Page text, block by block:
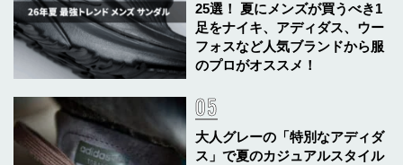
25選！ 夏にメンズが買うべき1
足をナイキ、アディダス、ウー
フォスなど人気ブランドから服
のプロがオススメ！
大人グレーの「特別なアディダ
ス」で夏のカジュアルスタイル